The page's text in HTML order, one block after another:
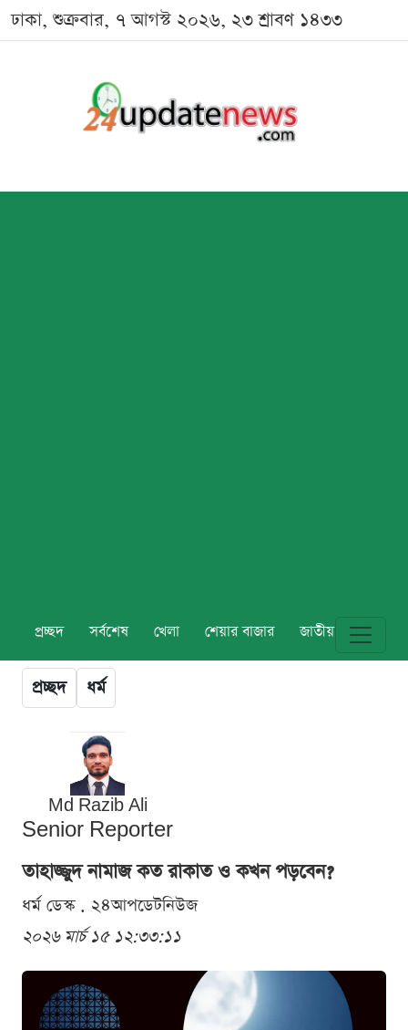
ঢাকা, শুক্রবার, ৭ আগস্ট ২০২৬, ২৩ শ্রাবণ ১৪৩৩
প্রচ্ছদ সর্বশেষ খেলা শেয়ার বাজার জাতীয় বিশ্ব
প্রচ্ছদ ধর্ম
Md Razib Ali
Senior Reporter
তাহাজ্জুদ নামাজ কত রাকাত ও কখন পড়বেন?
ধর্ম ডেস্ক . ২৪আপডেটনিউজ
২০২৬ মার্চ ১৫ ১২:৩৩:১১